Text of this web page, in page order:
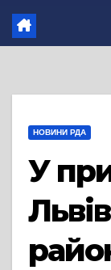
НОВИНИ РДА
У